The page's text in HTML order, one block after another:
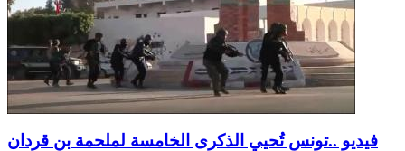
فيديو ..تونس تُحيي الذكرى الخامسة لملحمة بن قردان